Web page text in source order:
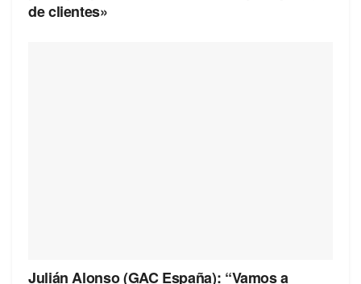
de clientes»
Julián Alonso (GAC España): “Vamos a